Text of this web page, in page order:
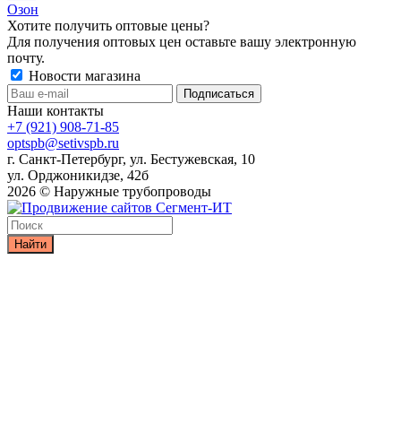
Озон
Хотите получить оптовые цены?
Для получения оптовых цен оставьте вашу электронную
почту.
Новости магазина
Наши контакты
+7 (921) 908-71-85
optspb@setivspb.ru
г. Санкт-Петербург, ул. Бестужевская, 10
ул. Орджоникидзе, 42б
2026 © Наружные трубопроводы
Найти